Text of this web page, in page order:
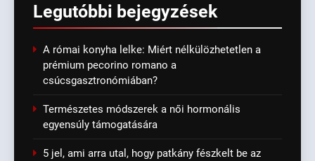
Legutóbbi bejegyzések
A római konyha lelke: Miért nélkülözhetetlen a
prémium pecorino romano a
csúcsgasztronómiában?
Természetes módszerek a női hormonális
egyensúly támogatására
5 jel, ami arra utal, hogy patkány fészkelt be az